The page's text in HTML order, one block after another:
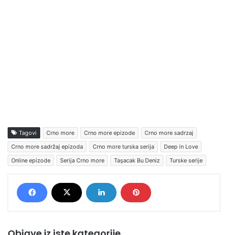
Tagovi Crno more Crno more epizode
Crno more sadrzaj
Crno more sadržaj epizoda
Crno more turska serija
Deep in Love
Online epizode
Serija Crno more Taşacak Bu Deniz Turske serije